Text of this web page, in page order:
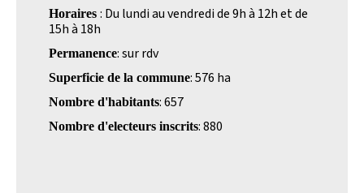
Horaires : Du lundi au vendredi de 9h à 12h et de
15h à 18h
Permanence: sur rdv
Superficie de la commune: 576 ha
Nombre d'habitants: 657
Nombre d'electeurs inscrits: 880